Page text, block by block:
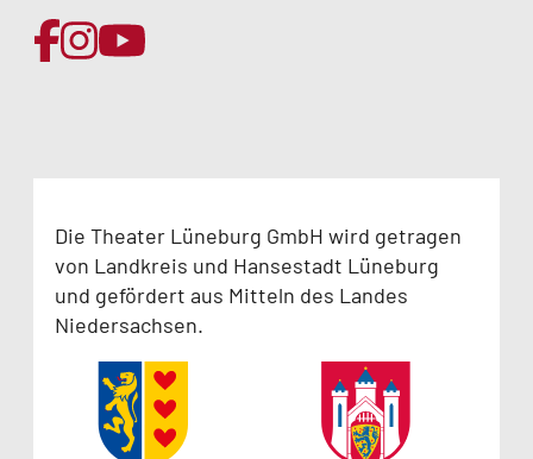
Die Theater Lüneburg GmbH wird getragen
von Landkreis und Hansestadt Lüneburg
und gefördert aus Mitteln des Landes
Niedersachsen.